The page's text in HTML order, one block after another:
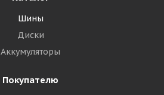
Шины
Диски
Аккумуляторы
Покупателю